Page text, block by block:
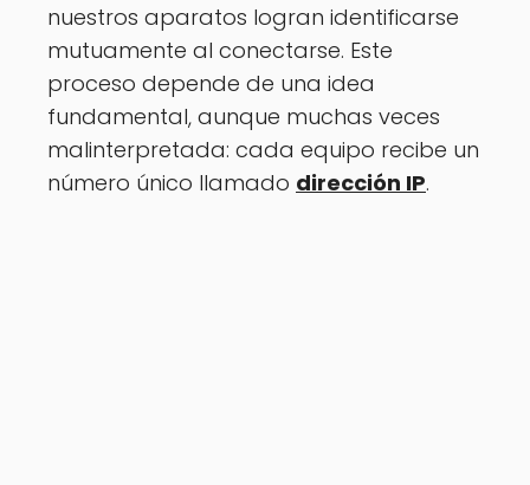
nuestros aparatos logran identificarse
mutuamente al conectarse. Este
proceso depende de una idea
fundamental, aunque muchas veces
malinterpretada: cada equipo recibe un
número único llamado dirección IP.